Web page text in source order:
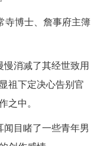
寺博士、詹事府主簿
消减了其经世致用
祖下定决心告别官
中。
目睹了一些青年男